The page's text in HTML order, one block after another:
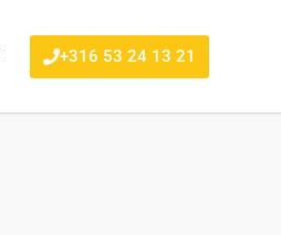
+316 53 24 13 21